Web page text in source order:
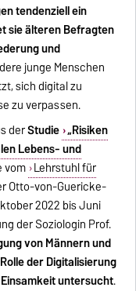
tendenziell ein
sie älteren Befragten
und
junge Menschen
sich digital zu
zu verpassen.
derStudie „Risiken
Lebens- und
vom Lehrstuhl für
Otto-von-Guericke-
2022 bis Juni
der Soziologin Prof.
von Männern und
der Digitalisierung
untersucht.